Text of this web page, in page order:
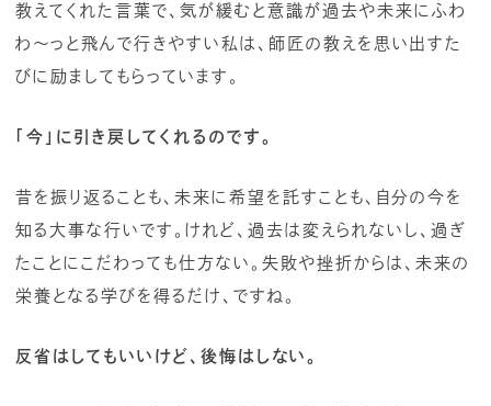
教えてくれた言葉で、気が緩むと意識が過去や未来にふわ
わ～っと飛んで行きやすい私は、師匠の教えを思い出すた
びに励ましてもらっています。
「今」に引き戻してくれるのです。
昔を振り返ることも、未来に希望を託すことも、自分の今を
知る大事な行いです。けれど、過去は変えられないし、過ぎ
たことにこだわっても仕方ない。失敗や挫折からは、未来の
栄養となる学びを得るだけ、ですね。
反省はしてもいいけど、後悔はしない。